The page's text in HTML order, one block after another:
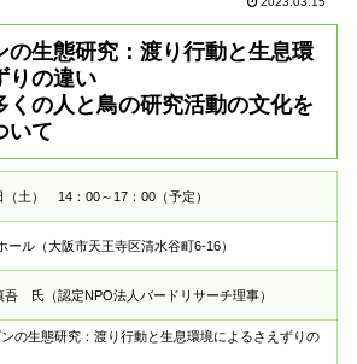
の生態研究：渡り行動と生息環
りの違い
くの人と鳥の研究活動の文化を
いて
（土） 14：00～17：00（予定）
ール（大阪市天王寺区清水谷町6-16）
氏（認定NPO法人バードリサーチ理事）
の生態研究：渡り行動と生息環境によるさえずりの